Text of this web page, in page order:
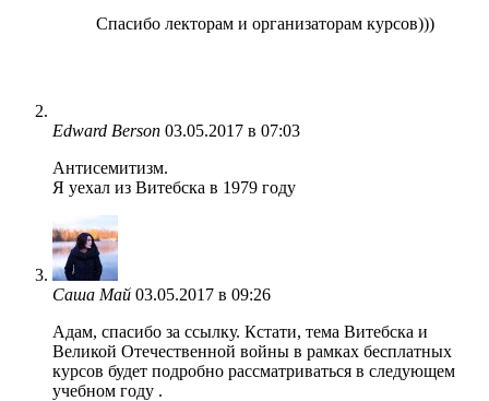
Спасибо лекторам и организаторам курсов)))
Edward Berson 03.05.2017 в 07:03
Антисемитизм.
Я уехал из Витебска в 1979 году
Саша Май 03.05.2017 в 09:26
Адам, спасибо за ссылку. Кстати, тема Витебска и
Великой Отечественной войны в рамках бесплатных
курсов будет подробно рассматриваться в следующем
учебном году .